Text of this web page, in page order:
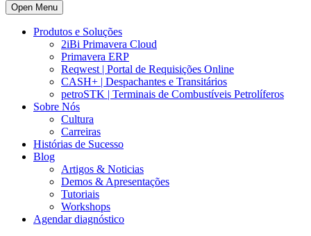
Open Menu
Produtos e Soluções
2iBi Primavera Cloud
Primavera ERP
Reqwest | Portal de Requisições Online
CASH+ | Despachantes e Transitários
petroSTK | Terminais de Combustíveis Petrolíferos
Sobre Nós
Cultura
Carreiras
Histórias de Sucesso
Blog
Artigos & Noticias
Demos & Apresentações
Tutoriais
Workshops
Agendar diagnóstico